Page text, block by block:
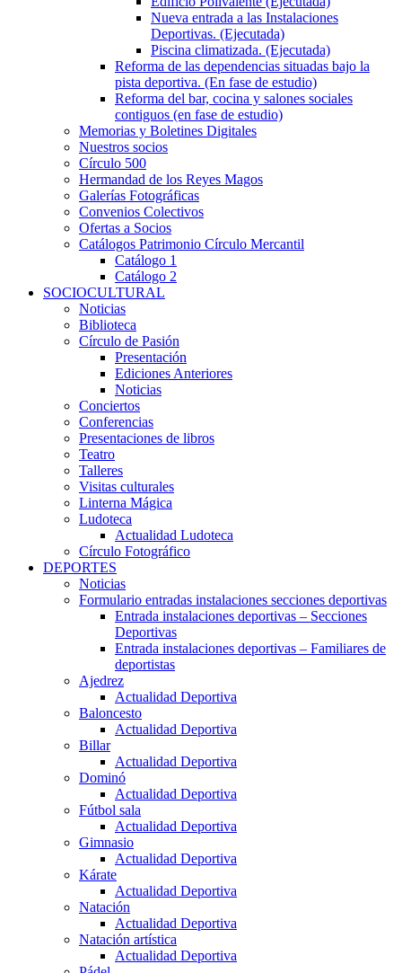
Nueva entrada a las Instalaciones
Deportivas. (Ejecutada)
Piscina climatizada. (Ejecutada)
Reforma de las dependencias situadas bajo la
pista deportiva. (En fase de estudio)
Reforma del bar, cocina y salones sociales
contiguos (en fase de estudio)
Memorias y Boletines Digitales
Nuestros socios
Círculo 500
Hermandad de los Reyes Magos
Galerías Fotográficas
Convenios Colectivos
Ofertas a Socios
Catálogos Patrimonio Círculo Mercantil
Catálogo 1
Catálogo 2
SOCIOCULTURAL
Noticias
Biblioteca
Círculo de Pasión
Presentación
Ediciones Anteriores
Noticias
Conciertos
Conferencias
Presentaciones de libros
Teatro
Talleres
Visitas culturales
Linterna Mágica
Ludoteca
Actualidad Ludoteca
Círculo Fotográfico
DEPORTES
Noticias
Formulario entradas instalaciones secciones deportivas
Entrada instalaciones deportivas – Secciones
Deportivas
Entrada instalaciones deportivas – Familiares de
deportistas
Ajedrez
Actualidad Deportiva
Baloncesto
Actualidad Deportiva
Billar
Actualidad Deportiva
Dominó
Actualidad Deportiva
Fútbol sala
Actualidad Deportiva
Gimnasio
Actualidad Deportiva
Kárate
Actualidad Deportiva
Natación
Actualidad Deportiva
Natación artística
Actualidad Deportiva